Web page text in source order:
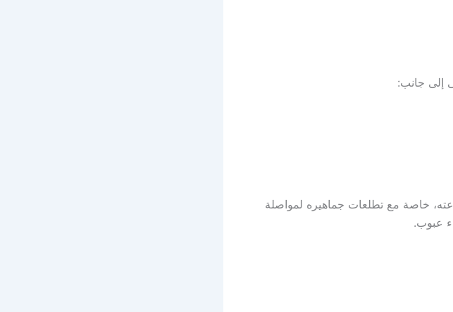
إلى جانب:
خاصة مع تطلعات جماهيره لمواصلة
عبوب.